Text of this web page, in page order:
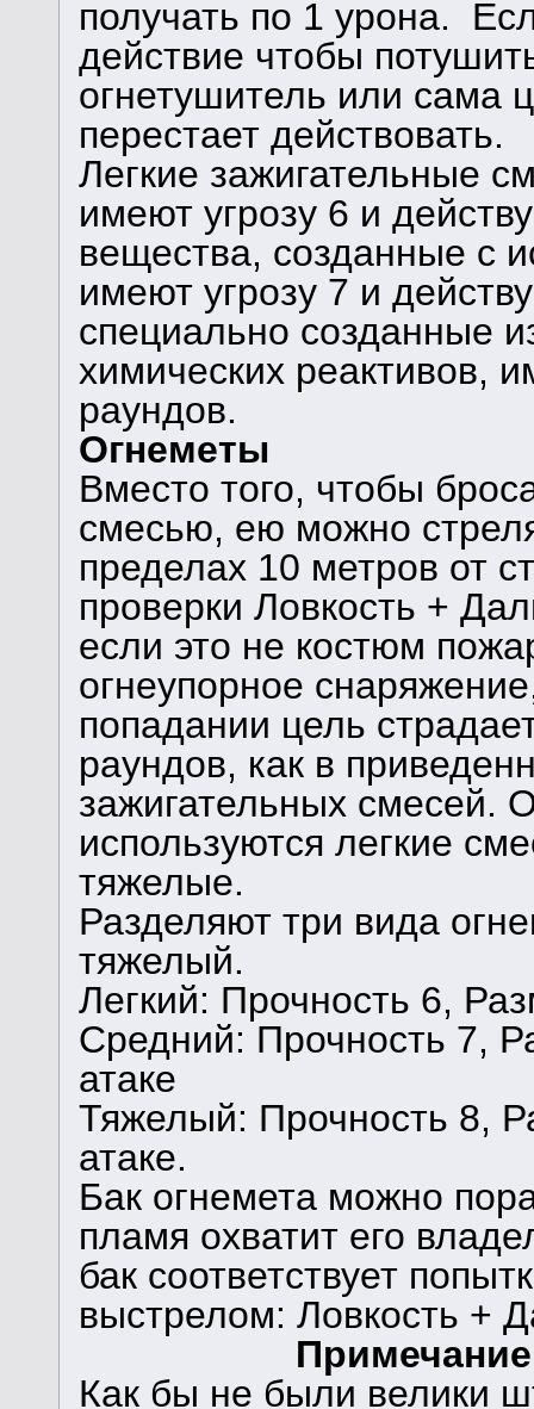
получать по 1 урона.
действие чтобы
огнетушитель или сама
перестает действовать.
Легкие зажигательные
имеют угрозу 6 и
вещества, созданные с
имеют угрозу 7 и
специально созданные
химических реактивов,
раундов.
Огнеметы
Вместо того, чтобы
смесью, ею можно
пределах 10 метров от
проверки Ловкость +
если это не костюм
огнеупорное
попадании цель
раундов, как в
зажигательных смесей.
используются легкие
тяжелые.
Разделяют три вида
тяжелый.
Легкий: Прочность 6,
Средний: Прочность 7,
атаке
Тяжелый: Прочность 8,
атаке.
Бак огнемета можно
пламя охватит его
бак соответствует
выстрелом: Ловкость +
Как бы не были велики